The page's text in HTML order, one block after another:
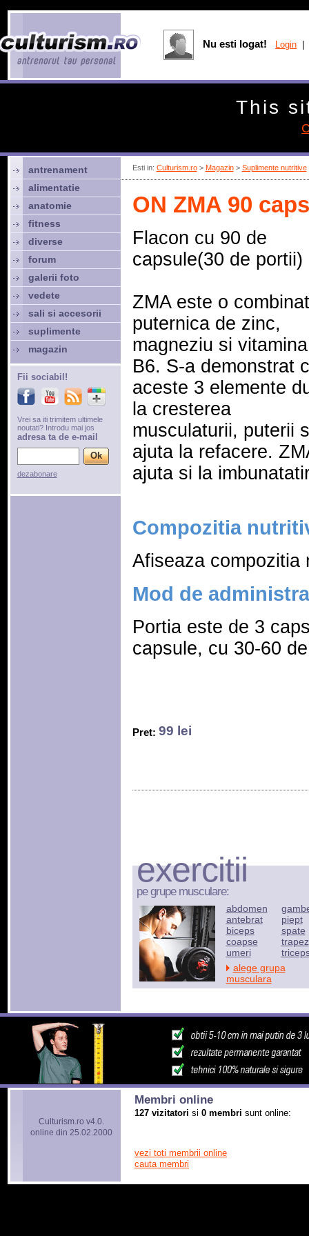
Esti in: Culturism.ro> Magazin> Suplimente nutritive
ON ZMA 90
Flacon cu 90 de
capsule(30 de portii)
ZMA este o
puternica de zinc,
magneziu si vitamina
B6. S-a demonstrat
aceste 3 elemente
la cresterea
musculaturii, puterii
ajuta la refacere.
ajuta si la
Compozitia
Afiseaza compozitia
Mod de
Portia este de 3
capsule, cu 30-60
Pret: 99 lei
exercitii
pe grupe musculare:
abdomen
antebrat
biceps
coapse
umeri
piept
spate
trapez
alege grupa
musculara
antrenament
alimentatie
anatomie
fitness
diverse
forum
galerii foto
vedete
sali si accesorii
suplimente
magazin
Fii sociabil!
Vrei sa iti trimitem ultimele
noutati? Introdu mai jos
adresa ta de e-mail
dezabonare
Culturism.ro v4.0.
online din 25.02.2000
Membri online
127 vizitatori si 0 membri sunt online:
vezi toti membrii online
cauta membri
Nu esti logat! Login
This